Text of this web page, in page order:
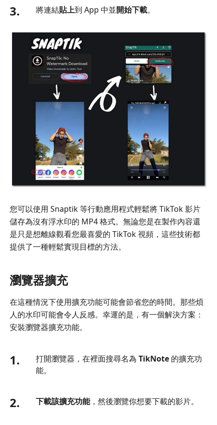
3. 將連結貼上到 App 中並開始下載。
您可以使用 Snaptik 等行動應用程式輕鬆將 TikTok 影片
儲存為沒有浮水印的 MP4 格式。無論您是在製作內容還
是只是想離線觀看您最喜愛的 TikTok 視頻，這些技術都
提供了一種輕鬆實現目標的方法。
瀏覽器擴充
在這種情況下使用擴充功能可能會節省您的時間。那些煩
人的水印可能會令人反感。幸運的是，有一個解決方案：
安裝瀏覽器擴充功能。
1. 打開瀏覽器，在裡面搜尋名為 TikNote 的擴充功
能。
2. 下載該擴充功能，然後瀏覽你想要下載的影片。